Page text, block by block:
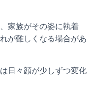
家族がその姿に執着
が難しくなる場合があ
日々顔が少しずつ変化